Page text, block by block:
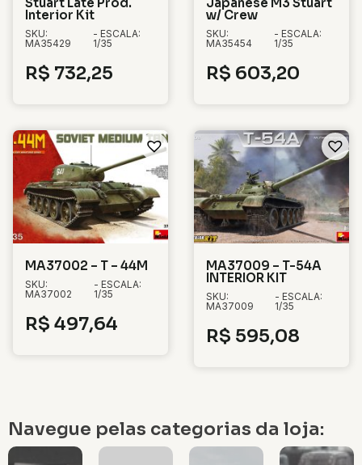
Interior Kit
SKU:
MA35429
- ESCALA:
1/35
R$ 732,25
w/ Crew
SKU:
MA35454
- ESCALA:
1/35
R$ 603,20
MA37002 – T – 44M
SKU:
MA37002
- ESCALA:
1/35
R$ 497,64
MA37009 – T-54A
INTERIOR KIT
SKU:
MA37009
- ESCALA:
1/35
R$ 595,08
Navegue pelas categorias da loja: